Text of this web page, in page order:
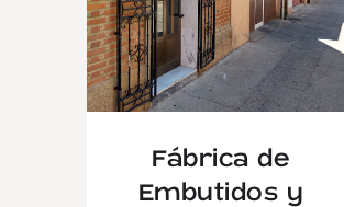
Fábrica de
Embutidos y